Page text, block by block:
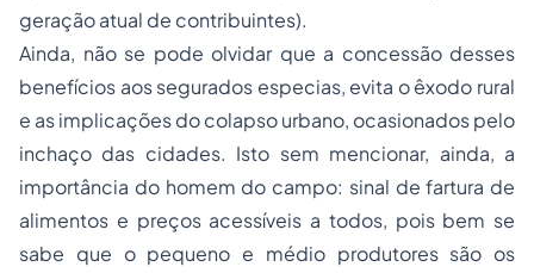
geração atual de contribuintes).
Ainda, não se pode olvidar que a concessão desses
benefícios aos segurados especias, evita o êxodo rural
e as implicações do colapso urbano, ocasionados pelo
inchaço das cidades. Isto sem mencionar, ainda, a
importância do homem do campo: sinal de fartura de
alimentos e preços acessíveis a todos, pois bem se
sabe que o pequeno e médio produtores são os